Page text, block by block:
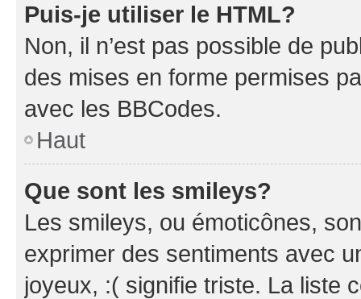
Puis-je utiliser le HTML?
Non, il n’est pas possible de
des mises en forme permises
avec les BBCodes.
Haut
Que sont les smileys?
Les smileys, ou émoticônes,
exprimer des sentiments avec
joyeux, :( signifie triste. La liste